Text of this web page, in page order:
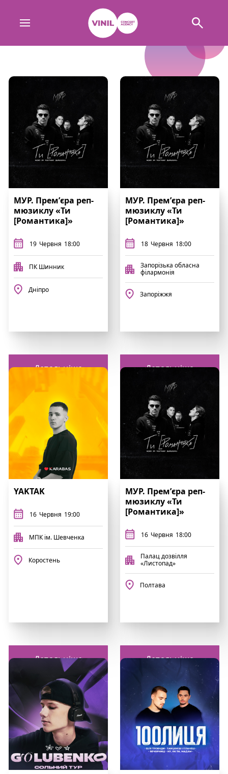
МУР. Премʼєра реп-
мюзиклу «Ти
[Романтика]»
19 Червня 18:00
ПК Шинник
Дніпро
Детальніше
МУР. Премʼєра реп-
мюзиклу «Ти
[Романтика]»
18 Червня 18:00
Запорізька обласна
філармонія
Запоріжжя
Детальніше
YAKTAK
16 Червня 19:00
МПК ім. Шевченка
Коростень
Детальніше
МУР. Премʼєра реп-
мюзиклу «Ти
[Романтика]»
16 Червня 18:00
Палац дозвілля
«Листопад»
Полтава
Детальніше